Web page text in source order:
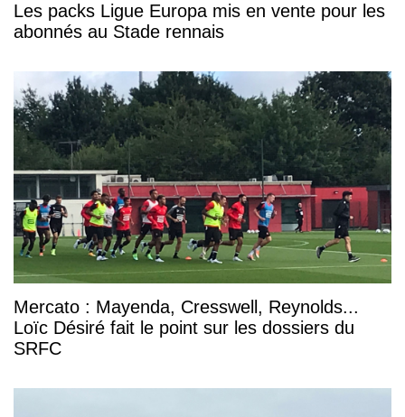
Les packs Ligue Europa mis en vente pour les
abonnés au Stade rennais
Mercato : Mayenda, Cresswell, Reynolds...
Loïc Désiré fait le point sur les dossiers du
SRFC